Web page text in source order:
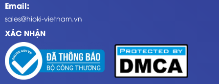
Email:
sales@hioki-vietnam.vn
XÁC NHẬN